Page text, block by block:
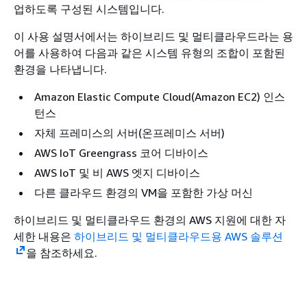
업하도록 구성된 시스템입니다.
이 사용 설명서에서는 하이브리드 및 멀티클라우드라는 용
어를 사용하여 다음과 같은 시스템 유형의 조합이 포함된
환경을 나타냅니다.
Amazon Elastic Compute Cloud(Amazon EC2) 인스
턴스
자체 프레미스의 서버(온프레미스 서버)
AWS IoT Greengrass 코어 디바이스
AWS IoT 및 비 AWS 엣지 디바이스
다른 클라우드 환경의 VM을 포함한 가상 머신
하이브리드 및 멀티클라우드 환경의 AWS 지원에 대한 자
세한 내용은 하이브리드 및 멀티클라우드용 AWS 솔루션
을 참조하세요.